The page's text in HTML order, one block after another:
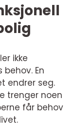
ikke
En
endrer seg.
trenger noen
får behov